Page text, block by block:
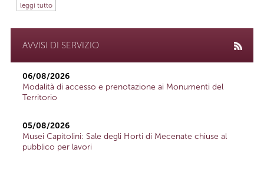
leggi tutto
AVVISI DI SERVIZIO
06/08/2026
Modalità di accesso e prenotazione ai Monumenti del
Territorio
05/08/2026
Musei Capitolini: Sale degli Horti di Mecenate chiuse al
pubblico per lavori